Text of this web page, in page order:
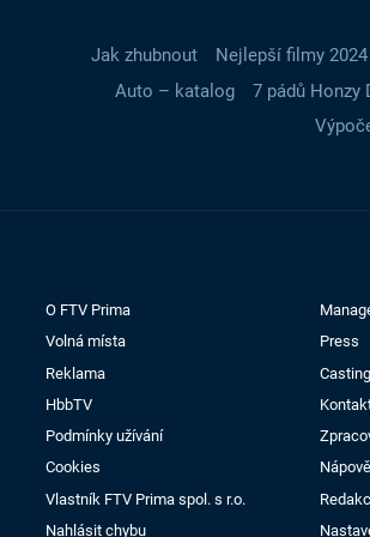
Jak zhubnout
Nejlepší filmy 2024
Auto – katalog
7 pádů Honzy
O FTV Prima
Volná místa
Press
Reklama
HbbTV
Podmínky užívání
Cookies
Vlastník FTV Prima spol. s r.o.
Nahlásit chybu